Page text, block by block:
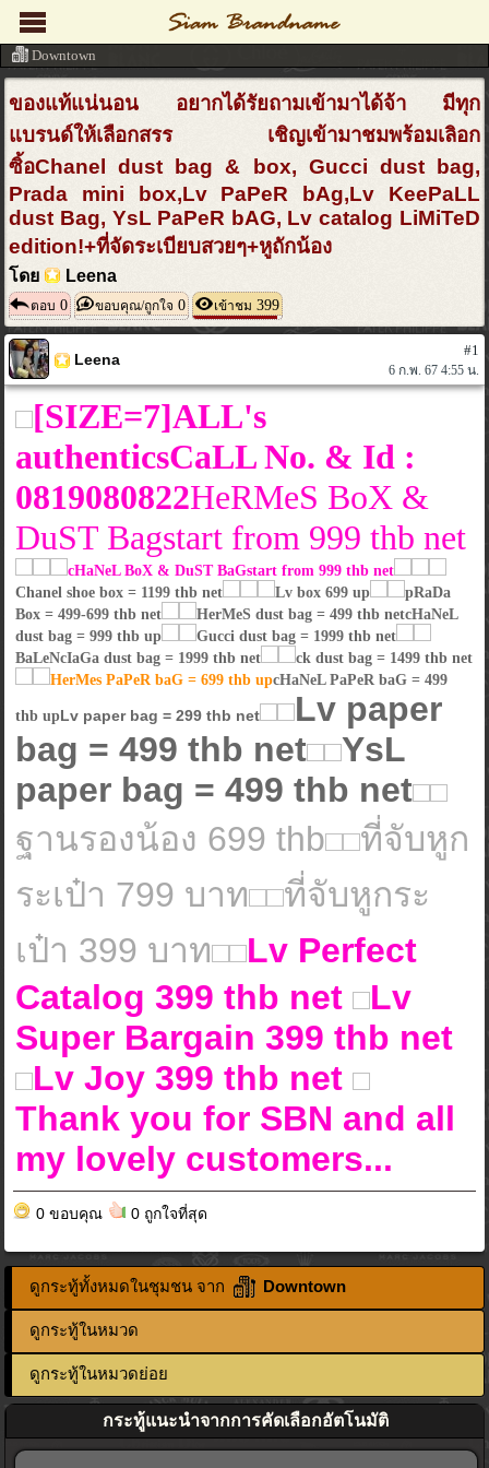
ของแท้แน่นอน อยากได้รัยถามเข้ามาได้จ้า มีทุก
แบรนด์ให้เลือกสรร เชิญเข้ามาชมพร้อมเลิอก
ซิ้อChanel dust bag & box, Gucci dust bag,
Prada mini box,Lv PaPeR bAg,Lv KeePaLL
dust Bag, YsL PaPeR bAG, Lv catalog LiMiTeD
edition!+ที่จัดระเบียบสวยๆ+หูถักน้อง
โดย Leena
ตอบ 0 ขอบคุณ/ถูกใจ 0 เข้าชม 399
Leena
#1
6 ก.พ. 67 4:55 น.
[SIZE=7]ALL's
authenticsCaLL No. & Id :
0819080822HeRMeS BoX &
DuST Bagstart from 999 thb net
cHaNeL BoX & DuST BaGstart from 999 thb net
Chanel shoe box = 1199 thb net
Lv box 699 up
pRaDa
Box = 499-699 thb net
HerMeS dust bag = 499 thb netcHaNeL
dust bag = 999 thb up
Gucci dust bag = 1999 thb net
BaLeNcIaGa dust bag = 1999 thb net
ck dust bag = 1499 thb net
HerMes PaPeR baG = 699 thb upcHaNeL PaPeR baG = 499
thb upLv paper bag = 299 thb net
Lv paper
bag = 499 thb net
YsL
paper bag = 499 thb net
ฐานรองน้อง 699 thb
ที่จับหูก
ระเป๋า 799 บาท
ที่จับหูกระ
เป๋า 399 บาท
Lv Perfect
Catalog 399 thb net Lv
Super Bargain 399 thb net
Lv Joy 399 thb net
Thank you for SBN and all
my lovely customers...
0 ขอบคุณ 0 ถูกใจที่สุด
ดูกระทู้ทั้งหมดในชุมชน จาก Downtown
ดูกระทู้ในหมวด
ดูกระทู้ในหมวดย่อย
กระทู้แนะนำจากการคัดเลือกอัตโนมัติ
Downtown